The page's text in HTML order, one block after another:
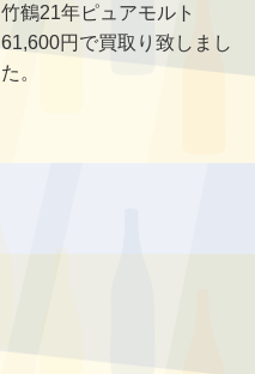
竹鶴21年ピュアモルト
61,600円で買取り致しまし
た。